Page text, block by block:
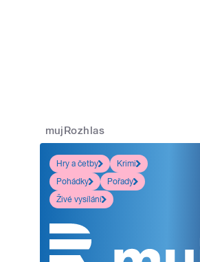
mujRozhlas
Hry a četby
Krimi
Pohádky
Pořady
Živé vysílání